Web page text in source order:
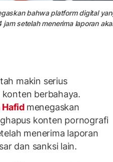
bahwa platform digital
setelah menerima laporan
makin serius
berbahaya.
menegaskan
konten pornografi
menerima laporan
dan sanksi lain.